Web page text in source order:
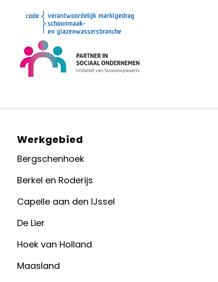
Werkgebied
Bergschenhoek
Berkel en Roderijs
Capelle aan den IJssel
De Lier
Hoek van Holland
Maasland